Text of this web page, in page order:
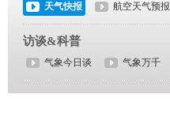
天气快报 航空天气预报
访谈&科普
气象今日谈 气象万千
生活